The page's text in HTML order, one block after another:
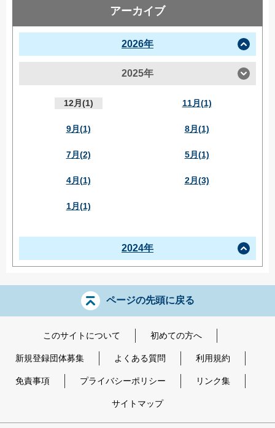
アーカイブ
2026年
2025年
12月(1) 11月(1)
9月(1) 8月(1)
7月(2) 5月(1)
4月(1) 2月(3)
1月(1)
2024年
ページの先頭に戻る
このサイトについて 初めての方へ
新規登録団体募集 よくある質問 利用規約
免責事項 プライバシーポリシー リンク集
サイトマップ